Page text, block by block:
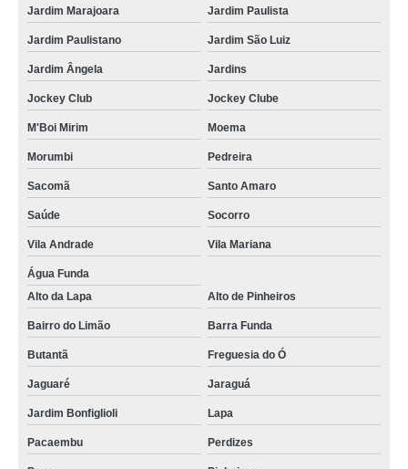
Jardim Marajoara Jardim Paulista
Jardim Paulistano Jardim São Luiz
Jardim Ângela Jardins
Jockey Club Jockey Clube
M'Boi Mirim Moema
Morumbi Pedreira
Sacomã Santo Amaro
Saúde Socorro
Vila Andrade Vila Mariana
Água Funda
Alto da Lapa
Alto de Pinheiros
Bairro do Limão Barra Funda
Butantã Freguesia do Ó
Jaguaré Jaraguá
Jardim Bonfiglioli Lapa
Pacaembu Perdizes